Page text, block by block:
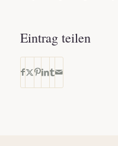
Eintrag teilen